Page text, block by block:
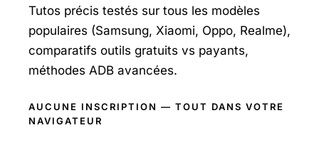
Tutos précis testés sur tous les modèles
populaires (Samsung, Xiaomi, Oppo, Realme),
comparatifs outils gratuits vs payants,
méthodes ADB avancées.
AUCUNE INSCRIPTION — TOUT DANS VOTRE
NAVIGATEUR